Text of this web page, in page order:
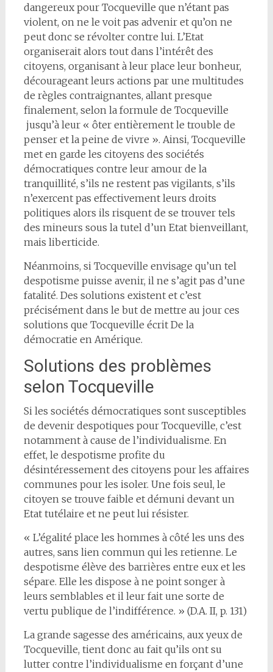
dangereux pour Tocqueville que n’étant pas
violent, on ne le voit pas advenir et qu’on ne
peut donc se révolter contre lui. L’Etat
organiserait alors tout dans l’intérêt des
citoyens, organisant à leur place leur bonheur,
décourageant leurs actions par une multitudes
de règles contraignantes, allant presque
finalement, selon la formule de Tocqueville
jusqu’à leur « ôter entièrement le trouble de
penser et la peine de vivre ». Ainsi, Tocqueville
met en garde les citoyens des sociétés
démocratiques contre leur amour de la
tranquillité, s’ils ne restent pas vigilants, s’ils
n’exercent pas effectivement leurs droits
politiques alors ils risquent de se trouver tels
des mineurs sous la tutel d’un Etat bienveillant,
mais liberticide.
Néanmoins, si Tocqueville envisage qu’un tel
despotisme puisse avenir, il ne s’agit pas d’une
fatalité. Des solutions existent et c’est
précisément dans le but de mettre au jour ces
solutions que Tocqueville écrit De la
démocratie en Amérique.
Solutions des problèmes
selon Tocqueville
Si les sociétés démocratiques sont susceptibles
de devenir despotiques pour Tocqueville, c’est
notamment à cause de l’individualisme. En
effet, le despotisme profite du
désintéressement des citoyens pour les affaires
communes pour les isoler. Une fois seul, le
citoyen se trouve faible et démuni devant un
Etat tutélaire et ne peut lui résister.
« L’égalité place les hommes à côté les uns des
autres, sans lien commun qui les retienne. Le
despotisme élève des barrières entre eux et les
sépare. Elle les dispose à ne point songer à
leurs semblables et il leur fait une sorte de
vertu publique de l’indifférence. » (D.A. II, p. 131)
La grande sagesse des américains, aux yeux de
Tocqueville, tient donc au fait qu’ils ont su
lutter contre l’individualisme en forçant d’une